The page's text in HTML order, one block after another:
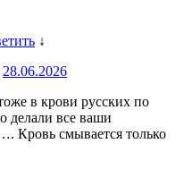
↓
28.06.2026
в крови русских по
делали все ваши
Кровь смывается только